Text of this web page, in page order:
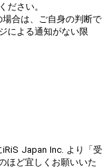
ださい。
合は、ご自身の判断で
による通知がない限
Japan Inc. より「受
ほど宜しくお願いいた